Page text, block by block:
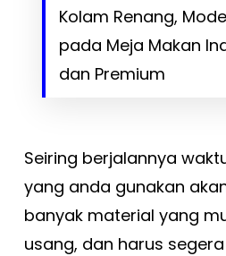
Kolam Renang,
pada Meja Makan
dan Premium
Seiring berjalannya
yang anda gunakan
banyak material yang
usang, dan harus